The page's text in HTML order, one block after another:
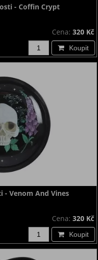
- Coffin Crypt
Cena: 320 Kč
Koupit
- Venom And Vines
Cena: 320 Kč
Koupit